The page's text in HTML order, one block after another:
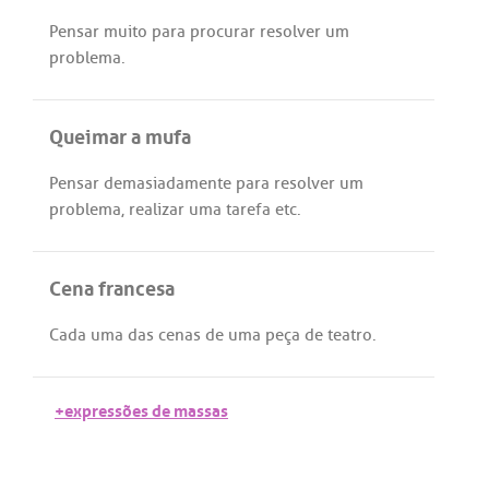
Pensar muito para procurar resolver um
problema.
Queimar a mufa
Pensar demasiadamente para resolver um
problema, realizar uma tarefa etc.
Cena francesa
Cada uma das cenas de uma peça de teatro.
+expressões de massas